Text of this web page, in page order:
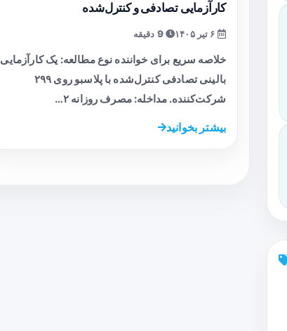
کارآزمایی تصادفی و کنترل‌شده
9 دقیقه
خلاصه سریع برای خواننده نوع مطالعه: یک کارآزمایی
بالینی تصادفی کنترل‌شده با پلاسبو روی ۲۹۹
شرکت‌کننده. مداخله: مصرف روزانه ۲…
بیشتر بخوانید